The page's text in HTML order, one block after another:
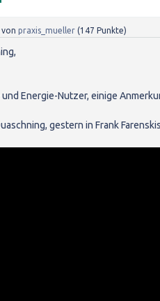
von praxis_mueller (147 Punkte)
und Energie-Nutzer, einige
gestern in Frank